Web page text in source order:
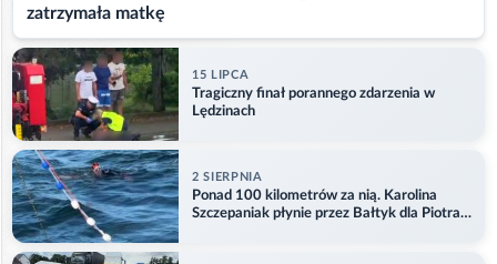
zatrzymała matkę
15 LIPCA
Tragiczny finał porannego zdarzenia w
Lędzinach
2 SIERPNIA
Ponad 100 kilometrów za nią. Karolina
Szczepaniak płynie przez Bałtyk dla Piotra.